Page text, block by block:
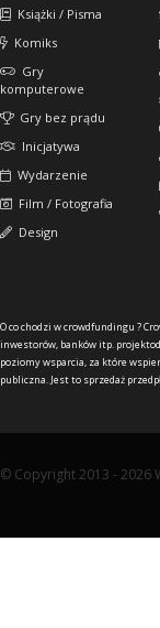
Książki / Pisma
Komiks
Gry
komputerowe
Gry bez prądu
Inicjatywa
Wydarzenie
Film / Fotografia
Design
O co chodzi w crowdfundingu ?
inwestorów, banków itp.
poziomy wsparcia, za które
publiczna. Jest to sprzedaż
© Copyright 2013 - 2026